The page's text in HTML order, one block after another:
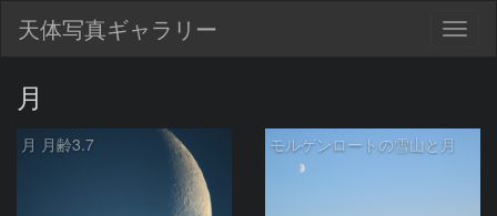
天体写真ギャラリー
月
月 月齢3.7 モルゲンロートの雪山と月